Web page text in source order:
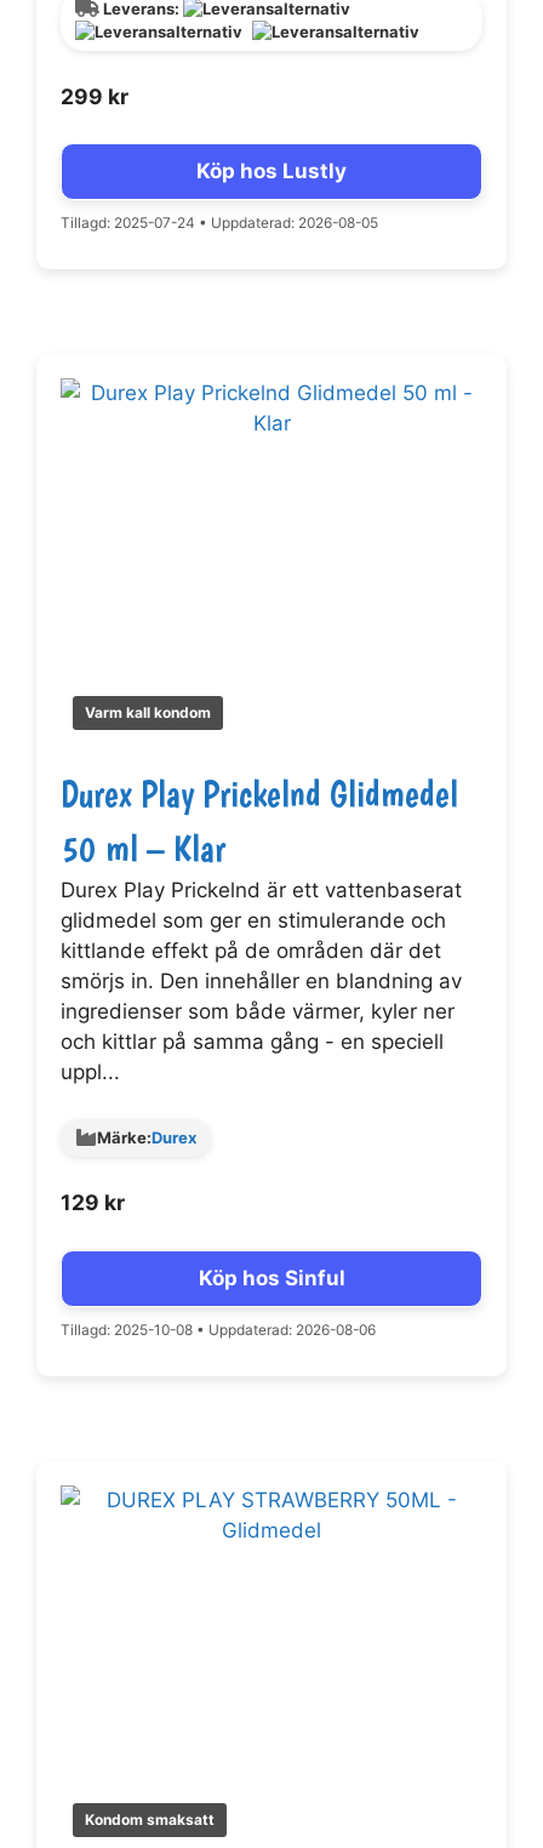
Leverans:
299 kr
Köp hos Lustly
Tillagd: 2025-07-24 • Uppdaterad: 2026-08-05
Varm kall kondom
Durex Play Prickelnd Glidmedel
50 ml – Klar
Durex Play Prickelnd är ett vattenbaserat
glidmedel som ger en stimulerande och
kittlande effekt på de områden där det
smörjs in. Den innehåller en blandning av
ingredienser som både värmer, kyler ner
och kittlar på samma gång - en speciell
uppl...
Märke:Durex
129 kr
Köp hos Sinful
Tillagd: 2025-10-08 • Uppdaterad: 2026-08-06
Kondom smaksatt